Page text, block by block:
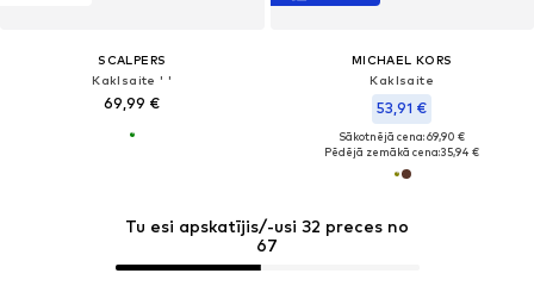
SCALPERS
Kaklsaite ' '
69,99 €
MICHAEL KORS
Kaklsaite
53,91 €
Sākotnējā cena: 69,90 €
Pēdējā zemākā cena:35,94 €
Tu esi apskatījis/-usi 32 preces no
67